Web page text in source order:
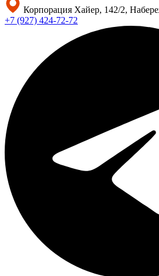
Корпорация Хайер, 142/2,
+7 (927) 424-72-72